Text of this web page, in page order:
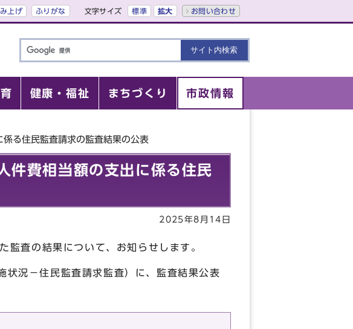
上げ ふりがな 文字サイズ 標準 拡大 お問い合わせ
健康・福祉 まちづくり 市政情報
る住民監査請求の監査結果の公表
件費相当額の支出に係る住民
2025年8月14日
査の結果について、お知らせします。
状況－住民監査請求監査）に、監査結果公表